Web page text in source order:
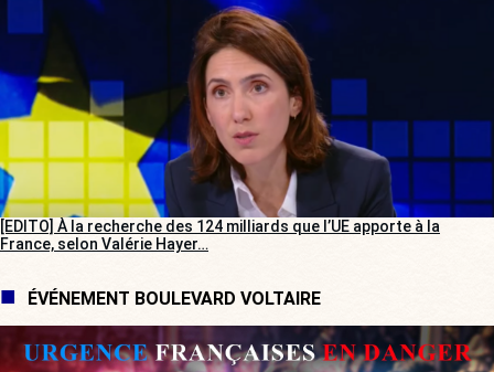
[EDITO] À la recherche des 124 milliards que l’UE apporte à la
France, selon Valérie Hayer…
ÉVÉNEMENT BOULEVARD VOLTAIRE